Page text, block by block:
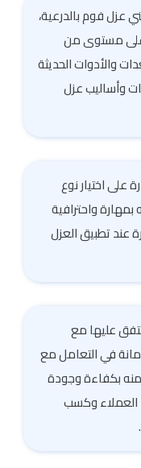
عزل فوم بالدرعية،
مستوى من
والأدوات الحديثة
وأساليب عزل
على اختيار نوع
واحترافية
عند تطبيق العزل
عليها مع
في التعامل مع
منه بكفاءة وجودة
العملاء وكسب